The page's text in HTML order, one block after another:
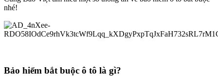
nhé!
Bảo hiểm bắt buộc ô tô là gì?​